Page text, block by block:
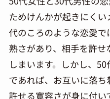
ためけんかが起きにく
代のころのような恋愛
熟さがあり、相手を許
しまいます。しかし、
であれば、お互いに落
許せる寛容さが身に付